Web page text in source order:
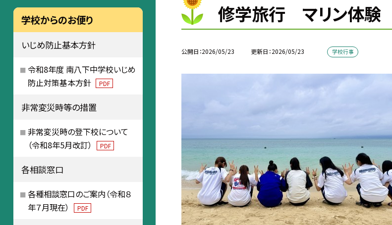
修学旅行 マリン体験
公開日 2026/05/23 更新日 2026/05/23 学校行事
学校からのお便り
いじめ防止基本方針
令和8年度 南八下中学校いじめ
防止対策基本方針
PDF
非常変災時等の措置
非常変災時の登下校について
（令和8年5月改訂）
PDF
各相談窓口
各種相談窓口のご案内（令和８
年７月現在）
PDF